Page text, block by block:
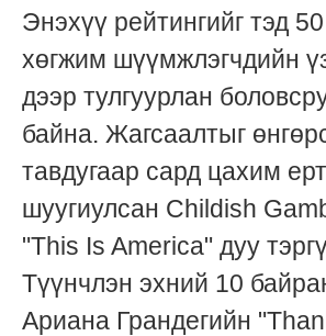
Энэхүү рейтингийг тэд
хөгжим шүүмжлэгчдийн
дээр тулгуурлан
байна. Жагсаалтыг
тавдугаар сард цахим
шуугиулсан Childish
"This Is America" дуу
Түүнчлэн эхний 10
Ариана Грандегийн